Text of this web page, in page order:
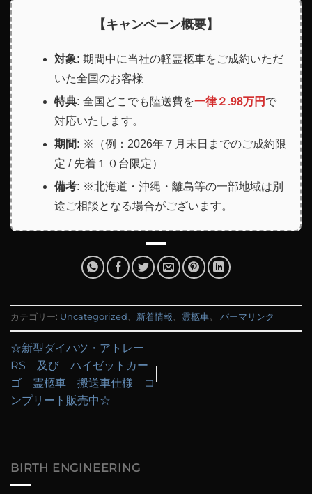
【キャンペーン概要】
対象: 期間中に当社の軽霊柩車をご成約いただ
いた全国のお客様
特典: 全国どこでも陸送費を一律２.98万円 で
対応いたします。
期間: ※（例：2026年７月末日までのご成約限
定 / 先着１０台限定）
備考: ※北海道・沖縄・離島等の一部地域は別
途ご相談となる場合がございます。
カテゴリー: Uncategorized、 新着情報、 霊柩車。 パーマリンク
☆新型ダイハツ・アトレー
RS 及び ハイゼットカー
ゴ 霊柩車 搬送車仕様 コ
ンプリート販売中☆
BIRTH ENGINEERING